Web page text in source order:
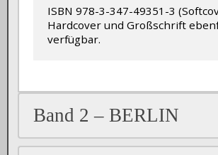
ISBN 978-3-347-49351-3
Hardcover und Großschrift
verfügbar.
Band 2 – BERLIN